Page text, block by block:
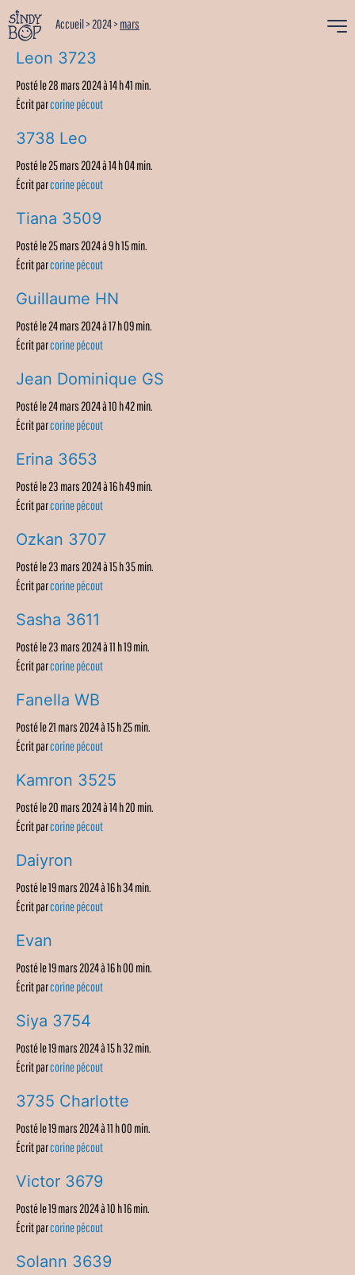
Accueil>2024>mars
Leon 3723
Posté le 28 mars 2024 à 14 h 41 min.
Écrit parcorine pécout
3738 Leo
Posté le 25 mars 2024 à 14 h 04 min.
Écrit parcorine pécout
Tiana 3509
Posté le 25 mars 2024 à 9 h 15 min.
Écrit parcorine pécout
Guillaume HN
Posté le 24 mars 2024 à 17 h 09 min.
Écrit parcorine pécout
Jean Dominique GS
Posté le 24 mars 2024 à 10 h 42 min.
Écrit parcorine pécout
Erina 3653
Posté le 23 mars 2024 à 16 h 49 min.
Écrit parcorine pécout
Ozkan 3707
Posté le 23 mars 2024 à 15 h 35 min.
Écrit parcorine pécout
Sasha 3611
Posté le 23 mars 2024 à 11 h 19 min.
Écrit parcorine pécout
Fanella WB
Posté le 21 mars 2024 à 15 h 25 min.
Écrit parcorine pécout
Kamron 3525
Posté le 20 mars 2024 à 14 h 20 min.
Écrit parcorine pécout
Daiyron
Posté le 19 mars 2024 à 16 h 34 min.
Écrit parcorine pécout
Evan
Posté le 19 mars 2024 à 16 h 00 min.
Écrit parcorine pécout
Siya 3754
Posté le 19 mars 2024 à 15 h 32 min.
Écrit parcorine pécout
3735 Charlotte
Posté le 19 mars 2024 à 11 h 00 min.
Écrit parcorine pécout
Victor 3679
Posté le 19 mars 2024 à 10 h 16 min.
Écrit parcorine pécout
Solann 3639